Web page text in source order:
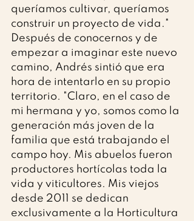
queríamos cultivar, queríamos
construir un proyecto de vida."
Después de conocernos y de
empezar a imaginar este nuevo
camino, Andrés sintió que era
hora de intentarlo en su propio
territorio. "Claro, en el caso de
mi hermana y yo, somos como la
generación más joven de la
familia que está trabajando el
campo hoy. Mis abuelos fueron
productores hortícolas toda la
vida y viticultores. Mis viejos
desde 2011 se dedican
exclusivamente a la Horticultura